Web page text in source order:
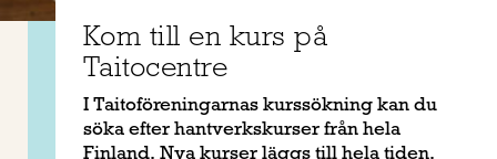
Kom till en kurs på
Taitocentre
I Taitoföreningarnas kurssökning kan du
söka efter hantverkskurser från hela
Finland. Nya kurser läggs till hela tiden.